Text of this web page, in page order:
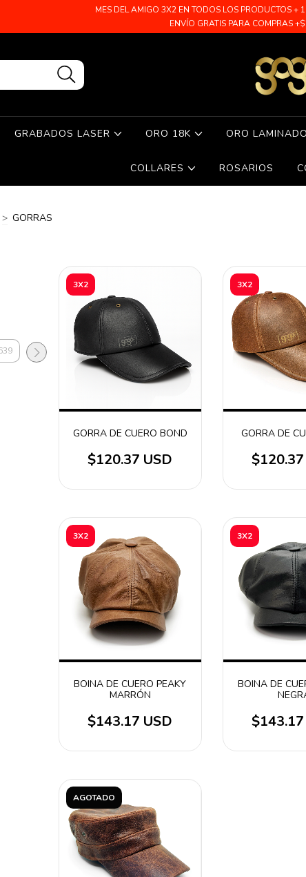
MES DEL AMIGO 3X2 EN TODOS LOS PRODUCTOS +
ENVÍO GRATIS PARA COMPRAS
GRABADOS LASER ORO 18K ORO
COLLARES ROSARIOS
> GORRAS
3X2
GORRA DE CUERO BOND
$120.37 USD
3X2
GORRA DE
3X2
BOINA DE CUERO PEAKY
MARRÓN
$143.17 USD
3X2
BOINA DE
AGOTADO